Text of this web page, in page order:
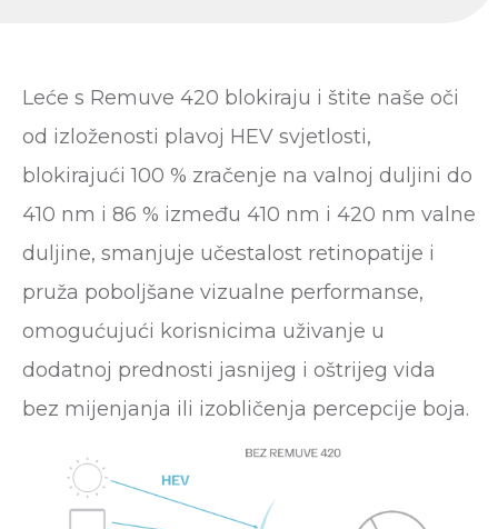
Leće s Remuve 420 blokiraju i štite naše oči
od izloženosti plavoj HEV svjetlosti,
blokirajući 100 % zračenje na valnoj duljini do
410 nm i 86 % između 410 nm i 420 nm valne
duljine, smanjuje učestalost retinopatije i
pruža poboljšane vizualne performanse,
omogućujući korisnicima uživanje u
dodatnoj prednosti jasnijeg i oštrijeg vida
bez mijenjanja ili izobličenja percepcije boja.